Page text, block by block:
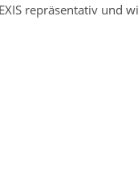
repräsentativ und